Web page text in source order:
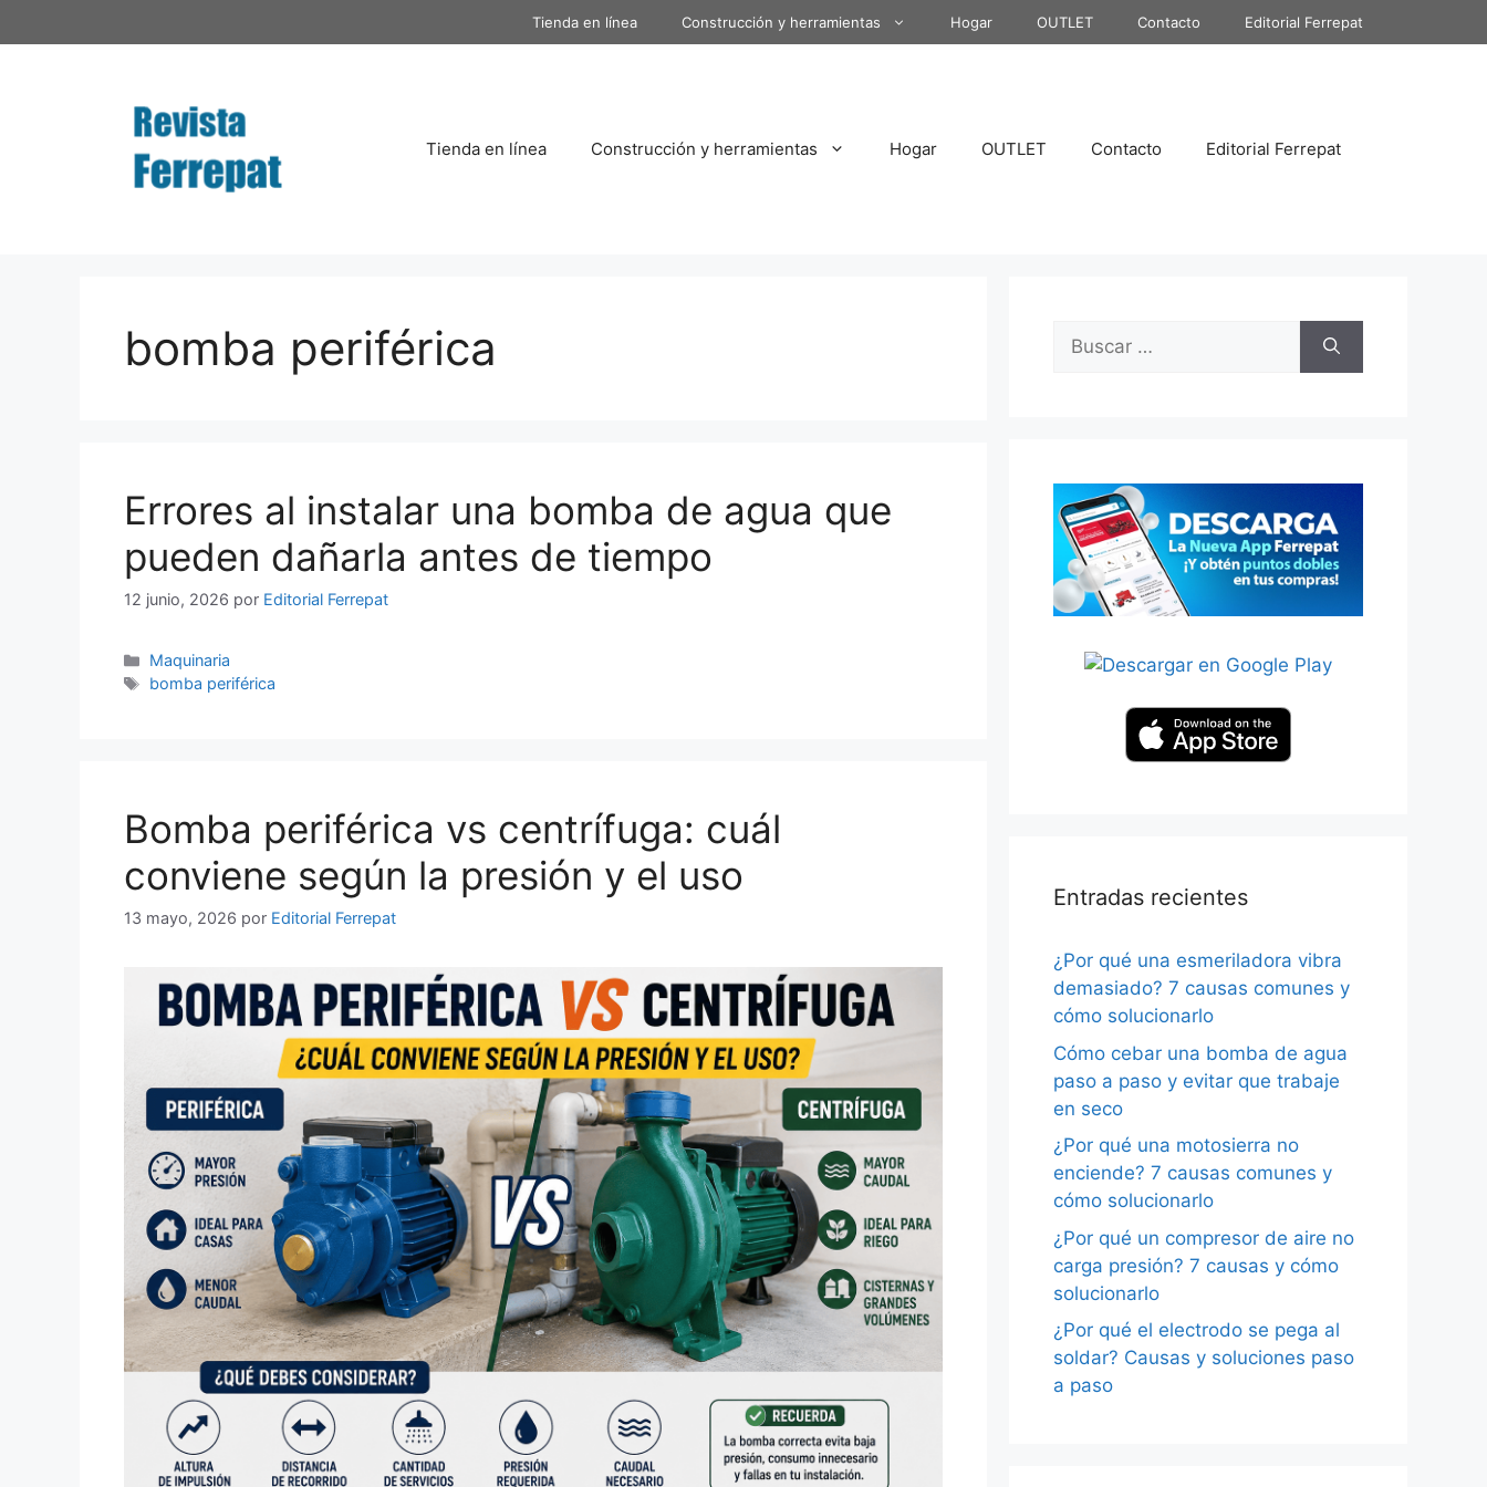
al
Tienda en línea Construcción y herramientas Hogar OUTLET Contacto Editorial Ferrepat
Tienda en línea Construcción y herramientas Hogar OUTLET Contacto Editorial Ferrepat
bomba periférica
Errores al instalar una bomba de agua que
pueden dañarla antes de tiempo
12 junio, 2026 por Editorial Ferrepat
Categorías
Maquinaria
Etiquetas
bomba periférica
Bomba periférica vs centrífuga: cuál
conviene según la presión y el uso
13 mayo, 2026 por Editorial Ferrepat
Buscar:
Entradas recientes
¿Por qué una esmeriladora vibra
demasiado? 7 causas comunes y
cómo solucionarlo
Cómo cebar una bomba de agua
paso a paso y evitar que trabaje
en seco
¿Por qué una motosierra no
enciende? 7 causas comunes y
cómo solucionarlo
¿Por qué un compresor de aire no
carga presión? 7 causas y cómo
solucionarlo
¿Por qué el electrodo se pega al
soldar? Causas y soluciones paso
a paso